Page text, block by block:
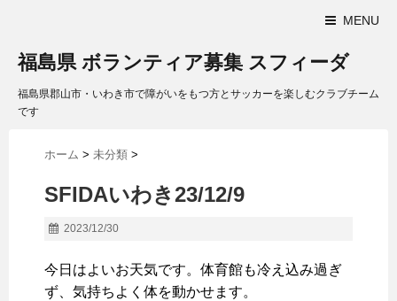
MENU
福島県 ボランティア募集 スフィーダ
福島県郡山市・いわき市で障がいをもつ方とサッカーを楽しむクラブチーム
です
ホーム > 未分類 >
SFIDAいわき23/12/9
2023/12/30
今日はよいお天気です。体育館も冷え込み過ぎ
ず、気持ちよく体を動かせます。